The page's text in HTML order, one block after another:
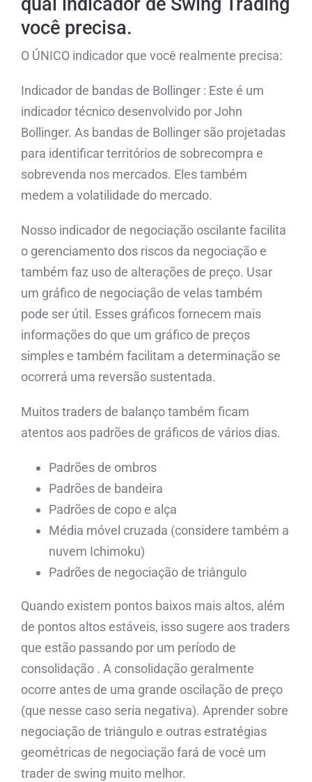
você precisa.
O ÚNICO indicador que você realmente precisa:
Indicador de bandas de Bollinger : Este é um
indicador técnico desenvolvido por John
Bollinger. As bandas de Bollinger são projetadas
para identificar territórios de sobrecompra e
sobrevenda nos mercados. Eles também
medem a volatilidade do mercado.
Nosso indicador de negociação oscilante facilita
o gerenciamento dos riscos da negociação e
também faz uso de alterações de preço. Usar
um gráfico de negociação de velas também
pode ser útil. Esses gráficos fornecem mais
informações do que um gráfico de preços
simples e também facilitam a determinação se
ocorrerá uma reversão sustentada.
Muitos traders de balanço também ficam
atentos aos padrões de gráficos de vários dias.
Padrões de ombros
Padrões de bandeira
Padrões de copo e alça
Média móvel cruzada (considere também a
nuvem Ichimoku)
Padrões de negociação de triângulo
Quando existem pontos baixos mais altos, além
de pontos altos estáveis, isso sugere aos traders
que estão passando por um período de
consolidação . A consolidação geralmente
ocorre antes de uma grande oscilação de preço
(que nesse caso seria negativa). Aprender sobre
negociação de triângulo e outras estratégias
geométricas de negociação fará de você um
trader de swing muito melhor.